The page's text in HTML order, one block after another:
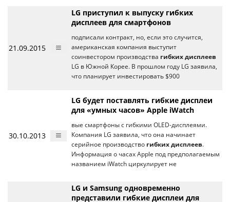
21.09.2015
LG приступил к выпуску гибких
дисплеев для смартфонов
подписали контракт, но, если это случится,
американская компания выступит
соинвестором производства гибких дисплеев
LG в Южной Корее. В прошлом году LG заявила,
что планирует инвестировать $900
30.10.2013
LG будет поставлять гибкие дисплеи
для «умных часов» Apple iWatch
вые смартфоны с гибкими OLED-дисплеями.
Компания LG заявила, что она начинает
серийное производство гибких дисплеев.
Информация о часах Apple под предполагаемым
названием iWatch циркулирует не
LG и Samsung одновременно
представили гибкие дисплеи для